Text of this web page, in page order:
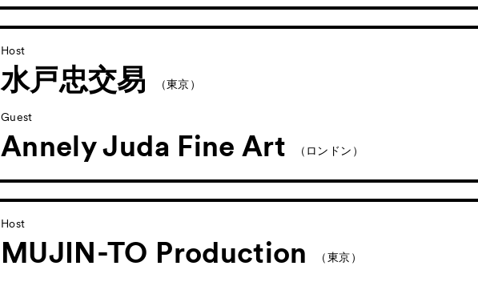
Host
水戸忠交易 （東京）
Guest
Annely Juda Fine Art （ロンドン）
Host
MUJIN-TO Production （東京）